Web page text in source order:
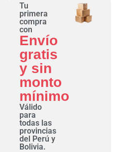
Tu
primera
compra
con
Envío
gratis
y sin
monto
mínimo
Válido
para
todas las
provincias
del Perú y
Bolivia.